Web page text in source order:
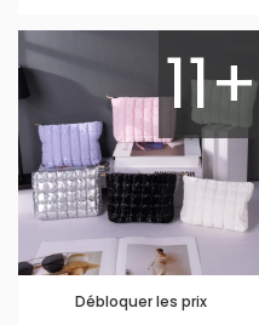
11+
Débloquer les prix